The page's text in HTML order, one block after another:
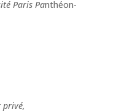
Paris Panthéon-